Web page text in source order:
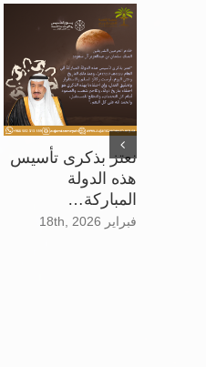
نعتز بذكرى تأسيس
هذه الدولة
المباركة…
فبراير 18th, 2026